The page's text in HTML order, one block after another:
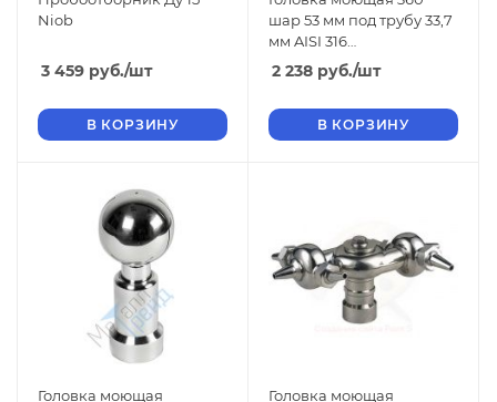
Niob
3 459 руб./шт
В КОРЗИНУ
шар 53 мм под трубу 33,7
мм AISI 316
нержавеющая
2 238 руб./шт
В КОРЗИНУ
Головка моющая
Головка моющая